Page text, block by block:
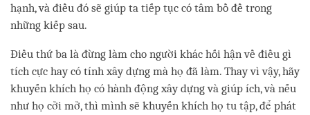
hạnh, và điều đó sẽ giúp ta tiếp tục có tâm bồ đề trong
những kiếp sau.
Điều thứ ba là đừng làm cho người khác hối hận về điều gì
tích cực hay có tính xây dựng mà họ đã làm. Thay vì vậy, hãy
khuyến khích họ có hành động xây dựng và giúp ích, và nếu
như họ cởi mở, thì mình sẽ khuyến khích họ tu tập, để phát